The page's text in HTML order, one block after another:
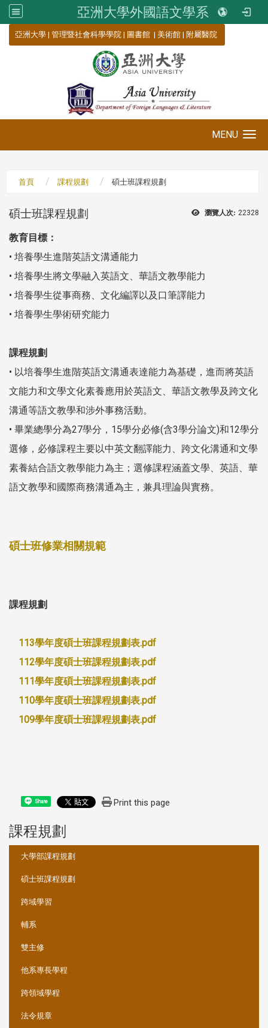
亞洲大學外國語文學系
亞洲大學 | 管理暨社會科學學院 | 圖書館 | 美術館 | 附屬醫院
MENU
首頁 課程規劃 碩士班課程規劃
瀏覽人次: 22328
碩士班課程規劃
教育目標：
• 培養學生進階英語文溝通能力
• 培養學生將文學融入英語文、華語文教學能力
• 培養學生從事商務、文化編譯以及口筆譯能力
• 培養學生學術研究能力
課程規劃
• 以培養學生進階英語文溝通表達能力為基礎，進而將英語
文能力和文學文化素養應用於英語文、華語文教學及跨文化
溝通等語文教學和涉外事務活動。
• 畢業總學分為27學分，15學分必修(含3學分論文)和12學分
選修，必修課程主要以中英文翻譯能力、跨文化溝通和文學
素養結合語文教學能力為主；選修課程涵蓋文學、英語、華
語文教學和國際商務溝通為主，兼具理論與實務。
碩士班修業相關規範
課程規劃
113學年度碩士班課程規劃表.pdf
112學年度碩士班課程規劃表.pdf
111學年度碩士班課程規劃表.pdf
110學年度碩士班課程規劃表.pdf
109學年度碩士班課程規劃表.pdf
Share Print this page
課程規劃
大學部課程規劃
碩士班課程規劃
跨域學習
輔系
雙主修
他系專長學程
跨領域學程
法令規章